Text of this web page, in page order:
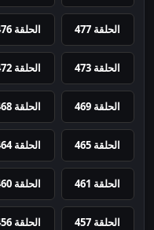
الحلقة 477 الحلقة 476
الحلقة 473 الحلقة 472
الحلقة 469 الحلقة 468
الحلقة 465 الحلقة 464
الحلقة 461 الحلقة 460
الحلقة 457 الحلقة 456